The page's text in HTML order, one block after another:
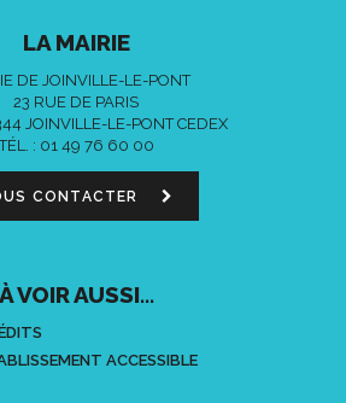
LA MAIRIE
DE JOINVILLE-LE-PONT
23 RUE DE PARIS
JOINVILLE-LE-PONT CEDEX
: 01 49 76 60 00
CONTACTER
À VOIR AUSSI...
ACCESSIBLE